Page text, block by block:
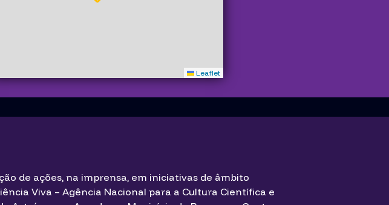
Leaflet
de ações, na imprensa, em iniciativas de âmbito
Viva – Agência Nacional para a Cultura Científica e